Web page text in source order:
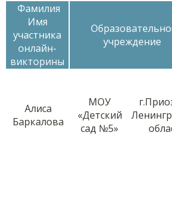
Фамилия
Имя
участника
онлайн-
викторины
учреждение
Алиса
Баркалова
МОУ
«Детский
сад №5»